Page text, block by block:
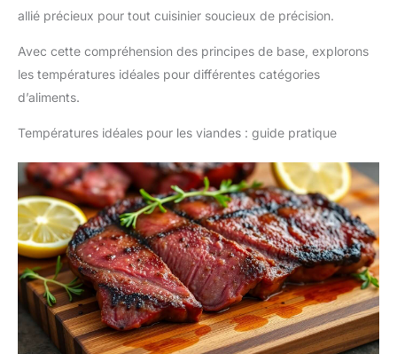
allié précieux pour tout cuisinier soucieux de précision.
Avec cette compréhension des principes de base, explorons
les températures idéales pour différentes catégories
d’aliments.
Températures idéales pour les viandes : guide pratique